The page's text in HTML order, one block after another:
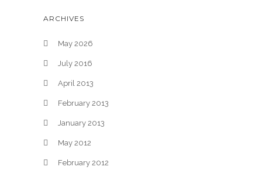
ARCHIVES
May 2026
July 2016
April 2013
February 2013
January 2013
May 2012
February 2012